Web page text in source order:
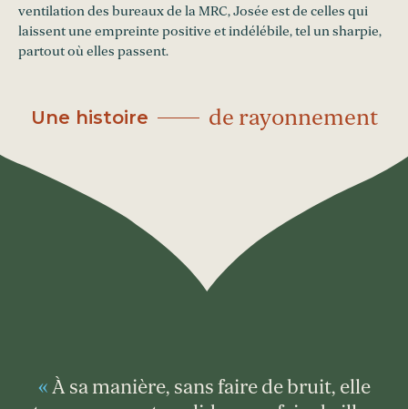
ventilation des bureaux de la MRC, Josée est de celles qui
laissent une empreinte positive et indélébile, tel un sharpie,
partout où elles passent.
Une histoire de rayonnement
À sa manière, sans faire de bruit, elle